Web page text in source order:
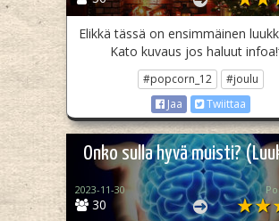
Elikkä tässä on ensimmäinen
Kato kuvaus jos haluut
#popcorn_12
#joulu
Jaa
Twiittaa
Onko sulla hyvä muisti?
30
2023-11-30